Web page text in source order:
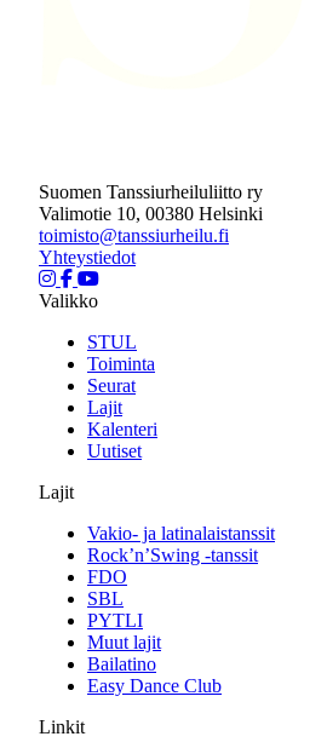
Suomen Tanssiurheiluliitto ry
Valimotie 10, 00380 Helsinki
toimisto@tanssiurheilu.fi
Yhteystiedot
Valikko
STUL
Toiminta
Seurat
Lajit
Kalenteri
Uutiset
Lajit
Vakio- ja latinalaistanssit
Rock’n’Swing -tanssit
FDO
SBL
PYTLI
Muut lajit
Bailatino
Easy Dance Club
Linkit